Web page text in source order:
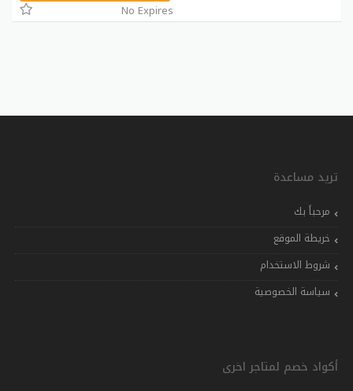
No Expires
تريد مساعدة
مرحباً بك
خريطة الموقع
شروط الاستخدام
سياسة الخصوصية
أكواد خصم لمتاجر اخرى